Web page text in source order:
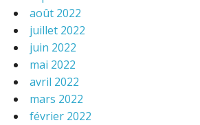
août 2022
juillet 2022
juin 2022
mai 2022
avril 2022
mars 2022
février 2022